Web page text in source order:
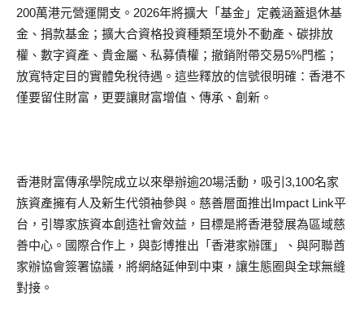
200萬港元營運開支。2026年將擴大「基金」定義涵蓋退休基
金、捐款基金；擴大合資格投資種類至境外不動產、碳排放
權、數字資產、貴金屬、私募債權；撤銷附帶交易5%門檻；
放寬特定目的實體免稅待遇。這些釋放的信號很明確：香港不
僅要留住財富，更要讓財富增值、傳承、創新。
香港財富傳承學院成立以來舉辦逾20場活動，吸引3,100名家
族資產擁有人及新生代領袖參與。慈善層面推出Impact Link平
台，引導家族資本創造社會效益，目標是將香港發展為區域慈
善中心。國際合作上，與彭博推出「香港家辦匯」、與阿聯酋
家辦協會簽署協議，將網絡延伸到中東，讓生態圈與全球無縫
對接。